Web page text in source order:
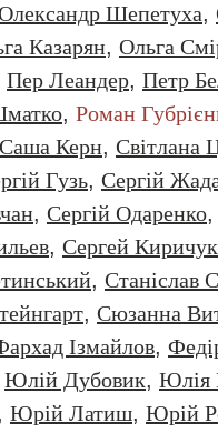
Шепетуха,
Казарян, Ольга
Пер Леандер, Петр
, Роман
Саша Керн, Світлана
Гузь, Сергій
, Сергій Одаренко
, Сергей Киричук
, Станіслав
, Сюзанна
Ізмайлов,
Юлій Дубовик, Юлія
Юрiй Латиш, Юрiй